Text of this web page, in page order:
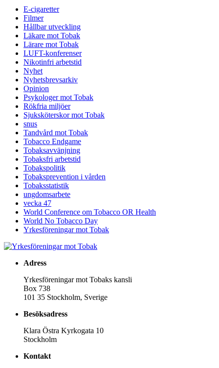
E-cigaretter
Filmer
Hållbar utveckling
Läkare mot Tobak
Lärare mot Tobak
LUFT-konferenser
Nikotinfri arbetstid
Nyhet
Nyhetsbrevsarkiv
Opinion
Psykologer mot Tobak
Rökfria miljöer
Sjuksköterskor mot Tobak
snus
Tandvård mot Tobak
Tobacco Endgame
Tobaksavvänjning
Tobaksfri arbetstid
Tobakspolitik
Tobaksprevention i vården
Tobaksstatistik
ungdomsarbete
vecka 47
World Conference om Tobacco OR Health
World No Tobacco Day
Yrkesföreningar mot Tobak
Adress
Yrkesföreningar mot Tobaks kansli
Box 738
101 35 Stockholm, Sverige
Besöksadress
Klara Östra Kyrkogata 10
Stockholm
Kontakt